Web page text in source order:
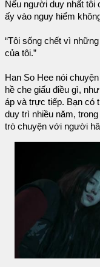
Nếu người duy nhất tôi
ấy vào nguy hiểm
“Tôi sống chết vì
của tôi.”
Han So Hee nói
hề che giấu điều gì,
áp và trực tiếp. Bạn có
duy trì nhiều năm,
trò chuyện với người